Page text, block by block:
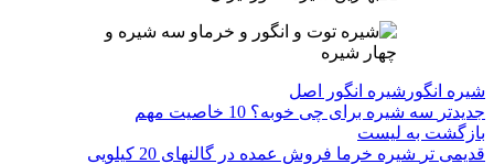
شیره انگور شیره انگور اصل
جدیدتر سه شیره برای چی خوبه؟ 10 خاصیت مهم
بازگشت به لیست
قدیمی تر شیره خرما فروش عمده در گالنهای 20 کیلویی